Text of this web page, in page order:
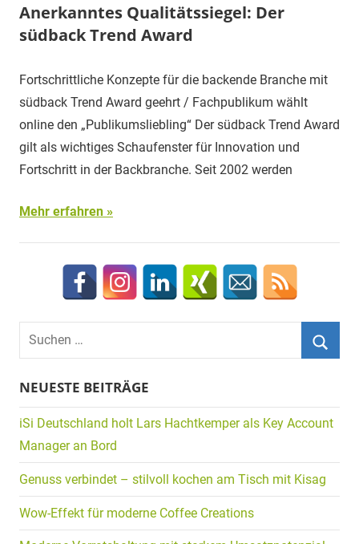
Anerkanntes Qualitätssiegel: Der
südback Trend Award
Fortschrittliche Konzepte für die backende Branche mit
südback Trend Award geehrt / Fachpublikum wählt
online den „Publikumsliebling“ Der südback Trend Award
gilt als wichtiges Schaufenster für Innovation und
Fortschritt in der Backbranche. Seit 2002 werden
Mehr erfahren
Suchen
nach:
NEUESTE BEITRÄGE
iSi Deutschland holt Lars Hachtkemper als Key Account
Manager an Bord
Genuss verbindet – stilvoll kochen am Tisch mit Kisag
Wow-Effekt für moderne Coffee Creations